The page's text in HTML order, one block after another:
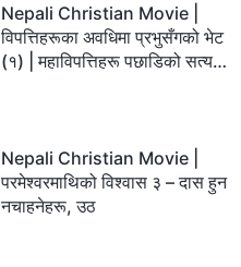
Nepali Christian Movie |
विपत्तिहरूका अवधिमा प्रभुसँगको भेट
(१) | महाविपत्तिहरू पछाडिको सत्यले
Nepali Christian Movie |
परमेश्‍वरमाथिको विश्‍वास ३ – दास हुन
नचाहनेहरू, उठ